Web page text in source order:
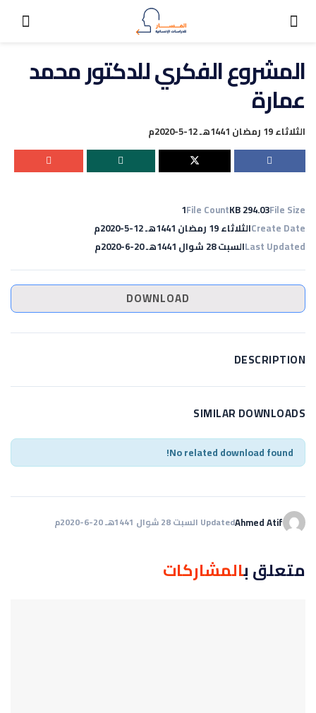
المشروع الفكري للدكتور محمد
عمارة
الثلاثاء 19 رمضان 1441هـ 12-5-2020م
File Size
294.03 KB
File Count
1
Create Dateالثلاثاء 19 رمضان 1441هـ 12-5-2020م
Last Updatedالسبت 28 شوال 1441هـ 20-6-2020م
DOWNLOAD
DESCRIPTION
SIMILAR DOWNLOADS
No related download found!
Ahmed AtifUpdated السبت 28 شوال 1441هـ 20-6-2020م
متعلق بالمشاركات